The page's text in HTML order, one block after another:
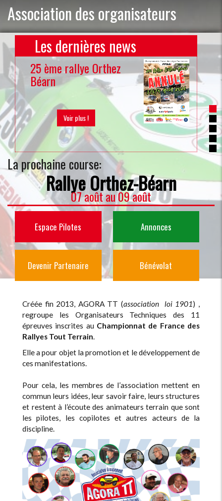
Association des organisateurs
Les dernières news
25 ème rallye Orthez
Béarn
Voir plus !
La prochaine course:
Rallye Orthez-Béarn
07 aoûtau09 août
Espace Pilotes Annonces
Devenir Partenaire Bénévolat
Créée fin 2013, AGORA TT (association loi 1901) ,
regroupe les Organisateurs Techniques des 11
épreuves inscrites au Championnat de France des
Rallyes Tout Terrain.
Elle a pour objet la promotion et le développement de
ces manifestations.
Pour cela, les membres de l’association mettent en
commun leurs idées, leur savoir faire, leurs structures
et restent à l’écoute des animateurs terrain que sont
les pilotes, les copilotes et autres acteurs de la
discipline.